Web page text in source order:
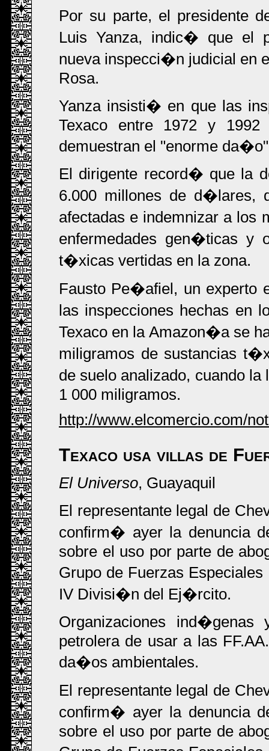
Por su parte, el presidente
Luis Yanza, indic� que el
nueva inspecci�n judicial en
Rosa.
Yanza insisti� en que las
Texaco entre 1972 y 1992
demuestran el "enorme
El dirigente record� que la
6.000 millones de d�lares,
afectadas e indemnizar a los
enfermedades gen�ticas y
t�xicas vertidas en la zona.
Fausto Pe�afiel, un experto
las inspecciones hechas en
Texaco en la Amazon�a se
miligramos de sustancias
de suelo analizado, cuando
1 000 miligramos.
http://www.elcomercio.com/
Texaco usa villas de
El Universo, Guayaquil
El representante legal de
confirm� ayer la denuncia
sobre el uso por parte de
Grupo de Fuerzas
IV Divisi�n del Ej�rcito.
Organizaciones
petrolera de usar a las
da�os ambientales.
El representante legal de
confirm� ayer la denuncia
sobre el uso por parte de